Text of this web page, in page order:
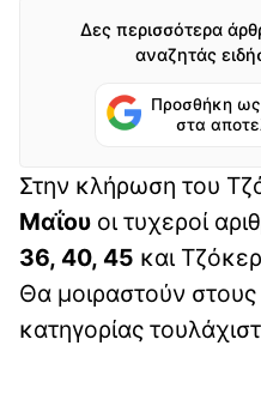
Δες περισσότερα
αναζητάς
Προσθήκη
στα
Στην κλήρωση του
Μαΐου οι τυχεροί
36, 40, 45 και
Θα μοιραστούν
κατηγορίας